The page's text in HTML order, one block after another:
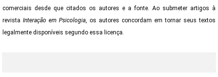
comerciais desde que citados os autores e a fonte. Ao submeter artigos à
revista Interação em Psicologia os autores concordam em tornar seus textos
legalmente disponíveis segundo essa licença.